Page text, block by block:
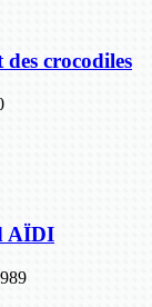
crocodiles
AÏDI